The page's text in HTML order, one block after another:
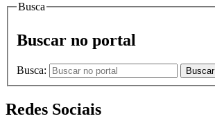
Busca
Buscar no portal
Busca: Buscar
Redes Sociais